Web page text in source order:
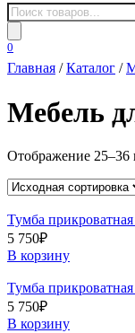
Поиск
товаров
0
Главная /Каталог /
Мебель
Отображение 25–36
Тумба
5 750₽
В корзину
Тумба
5 750₽
В корзину